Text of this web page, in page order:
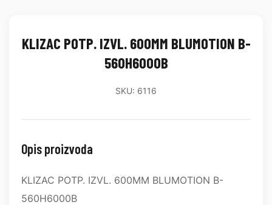
KLIZAC POTP. IZVL. 600MM BLUMOTION B-
560H6000B
SKU: 6116
Opis proizvoda
KLIZAC POTP. IZVL. 600MM BLUMOTION B-
560H6000B